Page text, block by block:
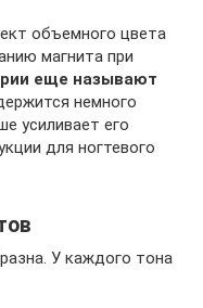
объемного цвета
магнита при
еще называют
немного
усиливает его
для ногтевого
У каждого тона